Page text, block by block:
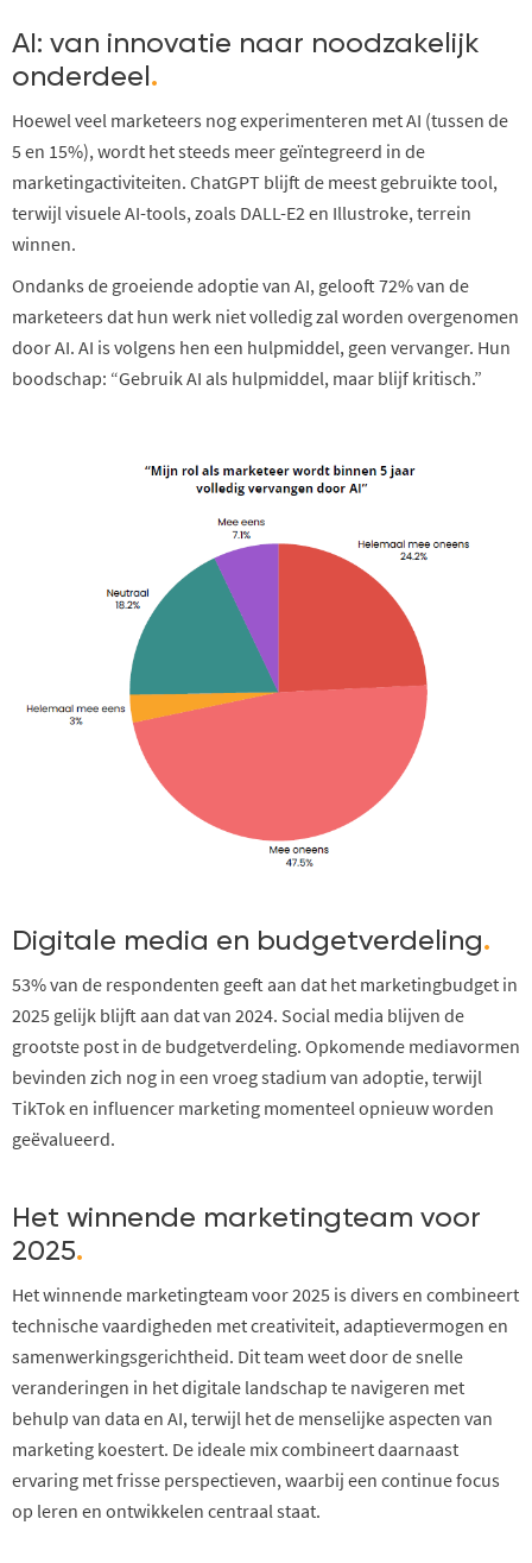
AI: van innovatie naar noodzakelijk
onderdeel .
Hoewel veel marketeers nog experimenteren met AI (tussen de
5 en 15%), wordt het steeds meer geïntegreerd in de
marketingactiviteiten. ChatGPT blijft de meest gebruikte tool,
terwijl visuele AI-tools, zoals DALL-E2 en Illustroke, terrein
winnen.
Ondanks de groeiende adoptie van AI, gelooft 72% van de
marketeers dat hun werk niet volledig zal worden overgenomen
door AI. AI is volgens hen een hulpmiddel, geen vervanger. Hun
boodschap: “Gebruik AI als hulpmiddel, maar blijf kritisch.”
Digitale media en budgetverdeling.
53% van de respondenten geeft aan dat het marketingbudget in
2025 gelijk blijft aan dat van 2024. Social media blijven de
grootste post in de budgetverdeling. Opkomende mediavormen
bevinden zich nog in een vroeg stadium van adoptie, terwijl
TikTok en influencer marketing momenteel opnieuw worden
geëvalueerd.
Het winnende marketingteam voor
2025.
Het winnende marketingteam voor 2025 is divers en combineert
technische vaardigheden met creativiteit, adaptievermogen en
samenwerkingsgerichtheid. Dit team weet door de snelle
veranderingen in het digitale landschap te navigeren met
behulp van data en AI, terwijl het de menselijke aspecten van
marketing koestert. De ideale mix combineert daarnaast
ervaring met frisse perspectieven, waarbij een continue focus
op leren en ontwikkelen centraal staat.